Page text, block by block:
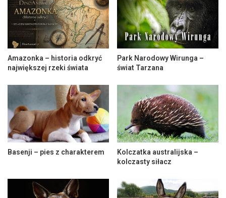
Amazonka – historia odkryć
największej rzeki świata
Park Narodowy Wirunga –
świat Tarzana
Basenji – pies z charakterem
Kolczatka australijska –
kolczasty siłacz